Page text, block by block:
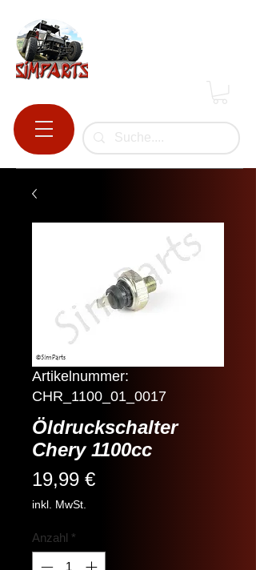
Artikelnummer:
CHR_1100_01_0017
Öldruckschalter
Chery 1100cc
19,99 €Preis
inkl. MwSt.
Anzahl *